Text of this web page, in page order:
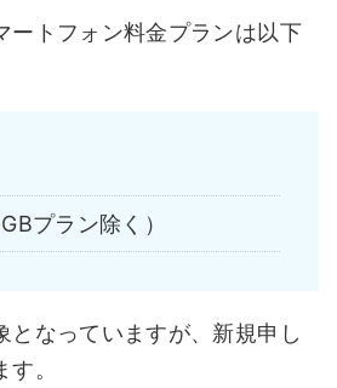
ートフォン料金プランは以下
プラン除く）
となっていますが、新規申し
。